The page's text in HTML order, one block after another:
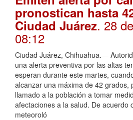
pronostican hasta
Ciudad Juárez. 28
08:12
Ciudad Juárez, Chihuahua.—
una alerta preventiva por las altas
esperan durante este martes,
alcanzar una máxima de 42 grados,
llamado a la población a tomar
afectaciones a la salud. De acuerdo
meteoroló